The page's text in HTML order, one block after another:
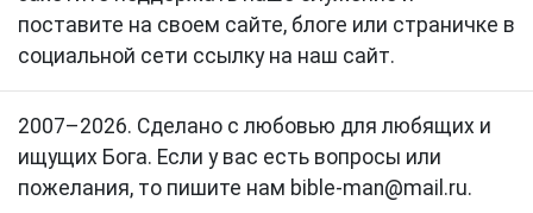
поставите на своем сайте, блоге или страничке в
социальной сети ссылку на наш сайт.
2007–2026. Сделано с любовью для любящих и
ищущих Бога. Если у вас есть вопросы или
пожелания, то пишите нам bible-man@mail.ru.